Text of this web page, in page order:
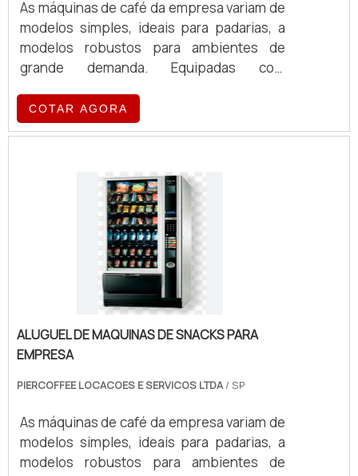
As máquinas de café da empresa variam de
modelos simples, ideais para padarias, a
modelos robustos para ambientes de
grande demanda. Equipadas com
oferecem eficiência e qualidade no
preparo de café, atendendo a diferentes
COTAR AGORA
ALUGUEL DE MAQUINAS DE SNACKS PARA
EMPRESA
PIERCOFFEE LOCACOES E SERVICOS LTDA/ SP
As máquinas de café da empresa variam de
modelos simples, ideais para padarias, a
modelos robustos para ambientes de